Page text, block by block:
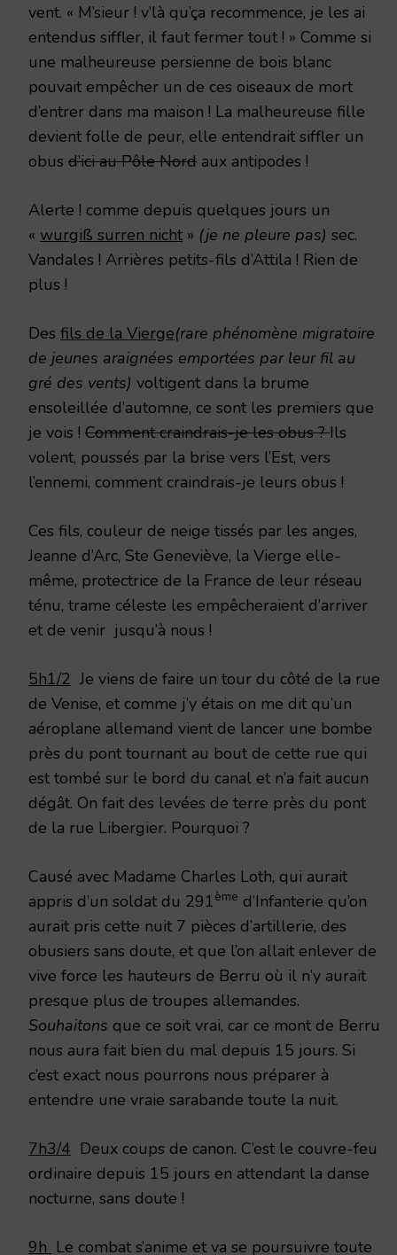
vent. « M’sieur ! v’là qu’ça recommence, je les ai
entendus siffler, il faut fermer tout ! » Comme si
une malheureuse persienne de bois blanc
pouvait empêcher un de ces oiseaux de mort
d’entrer dans ma maison ! La malheureuse fille
devient folle de peur, elle entendrait siffler un
obus d’ici au Pôle Nord aux antipodes !
Alerte ! comme depuis quelques jours un
« wurgiß surren nicht » (je ne pleure pas) sec.
Vandales ! Arrières petits-fils d’Attila ! Rien de
plus !
Des fils de la Vierge(rare phénomène migratoire
de jeunes araignées emportées par leur fil au
gré des vents) voltigent dans la brume
ensoleillée d’automne, ce sont les premiers que
je vois ! Comment craindrais-je les obus ?Ils
volent, poussés par la brise vers l’Est, vers
l’ennemi, comment craindrais-je leurs obus !
Ces fils, couleur de neige tissés par les anges,
Jeanne d’Arc, Ste Geneviève, la Vierge elle-
même, protectrice de la France de leur réseau
ténu, trame céleste les empêcheraient d’arriver
et de venir jusqu’à nous !
5h1/2 Je viens de faire un tour du côté de la rue
de Venise, et comme j’y étais on me dit qu’un
aéroplane allemand vient de lancer une bombe
près du pont tournant au bout de cette rue qui
est tombé sur le bord du canal et n’a fait aucun
dégât. On fait des levées de terre près du pont
de la rue Libergier. Pourquoi ?
Causé avec Madame Charles Loth, qui aurait
appris d’un soldat du 291ème d’Infanterie qu’on
aurait pris cette nuit 7 pièces d’artillerie, des
obusiers sans doute, et que l’on allait enlever de
vive force les hauteurs de Berru où il n’y aurait
presque plus de troupes allemandes.
Souhaitons que ce soit vrai, car ce mont de Berru
nous aura fait bien du mal depuis 15 jours. Si
c’est exact nous pourrons nous préparer à
entendre une vraie sarabande toute la nuit.
7h3/4 Deux coups de canon. C’est le couvre-feu
ordinaire depuis 15 jours en attendant la danse
nocturne, sans doute !
9h Le combat s’anime et va se poursuivre toute